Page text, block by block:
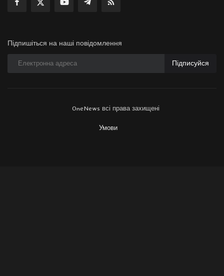
Підпишіться на наші повідомлення
Підписуйся
OneNews всі права захищені
Умови